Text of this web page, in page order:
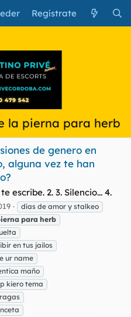
Regístrate
la pierna para herb
de genero en
alguna vez te han
escribe. 2. 3. Silencio... 4.
días de amor y stalkeo
para herb
en tus jailos
ur name
maño
kiero tema